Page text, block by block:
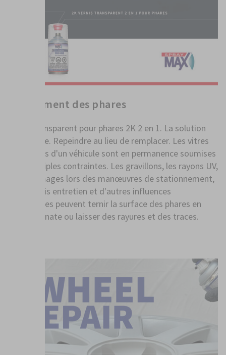
Revêtement des phares
Vernis transparent pour phares 2K 2 en 1. La solution
alternative. Repeindre au lieu de remplacer. Les vitres
des phares d'un véhicule sont en permanence soumises
à de multiples contraintes. Les gravillons, les rayons UV,
les dommages lors des manœuvres de stationnement,
un mauvais entretien et d'autres influences
mécaniques peuvent ternir la surface des phares en
polycarbonate ou laisser des rayures et des traces.